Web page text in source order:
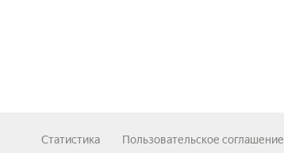
Статистика Пользовательское соглашение